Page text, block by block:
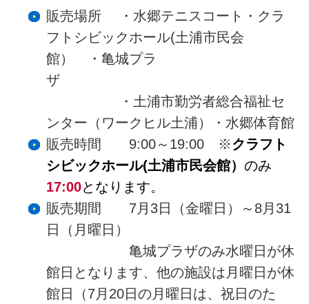
販売場所 ・水郷テニスコート・クラ
フトシビックホール(土浦市民会
館） ・亀城プラ
ザ
・土浦市勤労者総合福祉セ
ンター（ワークヒル土浦）・水郷体育館
販売時間 9:00～19:00 ※クラフト
シビックホール(土浦市民会館） のみ
17:00となります。
販売期間 7月3日（金曜日）～8月31
日（月曜日）
亀城プラザのみ水曜日が休
館日となります、他の施設は月曜日が休
館日（7月20日の月曜日は、祝日のた